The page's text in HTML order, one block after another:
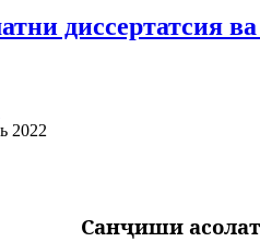
диссертатсия
2022
Санҷиши